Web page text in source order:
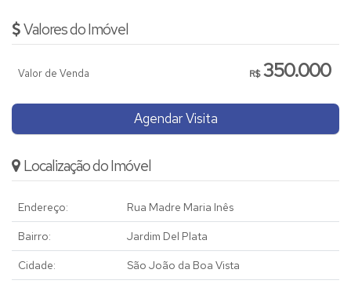
Valores do Imóvel
R$350.000
Valor de Venda
Agendar Visita
Localização do Imóvel
Endereço: Rua Madre Maria Inês
Bairro: Jardim Del Plata
Cidade: São João da Boa Vista